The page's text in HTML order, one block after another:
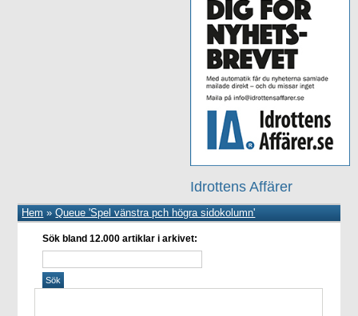
Idrottens Affärer
Hem »Queue 'Spel vänstra pch högra sidokolumn'
Sök bland 12.000 artiklar i arkivet: